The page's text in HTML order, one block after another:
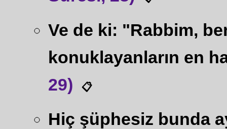
Ve de ki: "Rabbim,
konuklayanların en
29)
📋
Hiç şüphesiz bunda